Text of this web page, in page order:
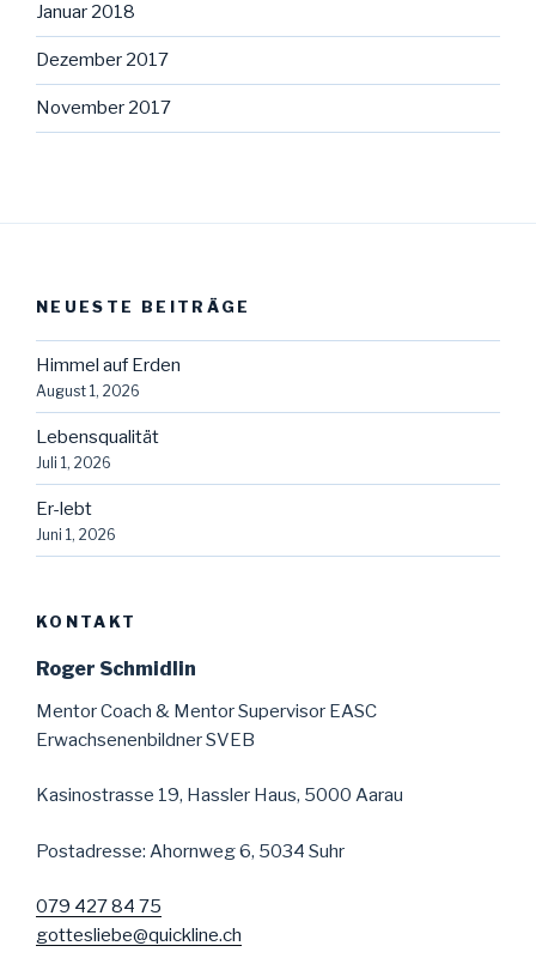
Januar 2018
Dezember 2017
November 2017
NEUESTE BEITRÄGE
Himmel auf Erden
August 1, 2026
Lebensqualität
Juli 1, 2026
Er-lebt
Juni 1, 2026
KONTAKT
Roger Schmidlin
Mentor Coach & Mentor Supervisor EASC
Erwachsenenbildner SVEB
Kasinostrasse 19, Hassler Haus, 5000 Aarau
Postadresse: Ahornweg 6, 5034 Suhr
079 427 84 75
gottesliebe@quickline.ch